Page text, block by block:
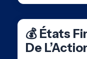
💰 États
De